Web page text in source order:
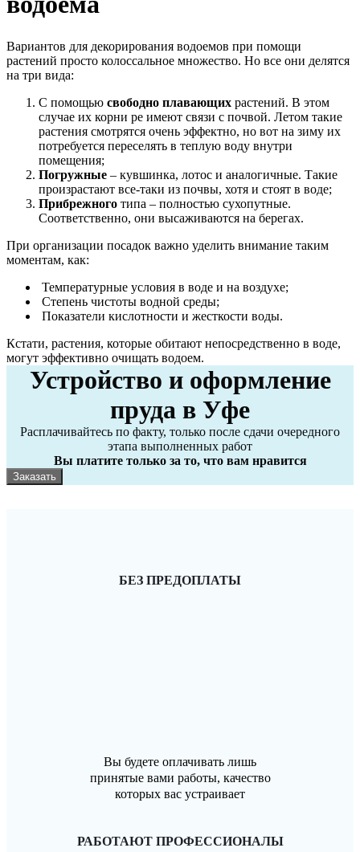
Вариантов для декорирования водоемов при помощи
растений просто колоссальное множество. Но все они делятся
на три вида:
С помощью свободно плавающих растений. В этом
случае их корни ре имеют связи с почвой. Летом такие
растения смотрятся очень эффектно, но вот на зиму их
потребуется переселять в теплую воду внутри
помещения;
Погружные – кувшинка, лотос и аналогичные. Такие
произрастают все-таки из почвы, хотя и стоят в воде;
Прибрежного типа – полностью сухопутные.
Соответственно, они высаживаются на берегах.
При организации посадок важно уделить внимание таким
моментам, как:
Температурные условия в воде и на воздухе;
Степень чистоты водной среды;
Показатели кислотности и жесткости воды.
Кстати, растения, которые обитают непосредственно в воде,
могут эффективно очищать водоем.
Устройство и оформление
пруда в Уфе
Расплачивайтесь по факту, только после сдачи очередного
этапа выполненных работ
Вы платите только за то, что вам нравится
Заказать
БЕЗ ПРЕДОПЛАТЫ
Вы будете оплачивать лишь
принятые вами работы, качество
которых вас устраивает
РАБОТАЮТ ПРОФЕССИОНАЛЫ